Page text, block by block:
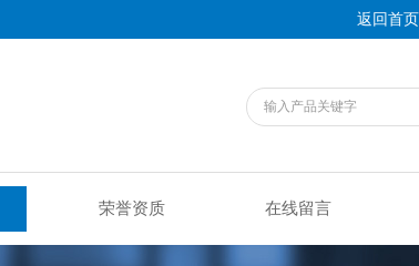
返回首页
荣誉资质 在线留言